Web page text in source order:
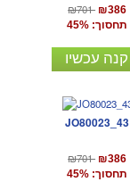
₪701 ₪386
תחסוך: 45%
קנה עכשיו
JO80023_43
₪701 ₪386
תחסוך: 45%